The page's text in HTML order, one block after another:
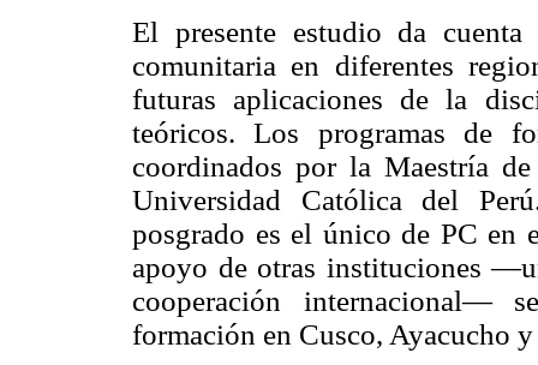
El presente estudio da
comunitaria en diferentes
futuras aplicaciones de la
teóricos. Los programas de
coordinados por la Maestría
Universidad Católica del
posgrado es el único de PC
apoyo de otras instituciones
cooperación internacional—
formación en Cusco, Ayacucho